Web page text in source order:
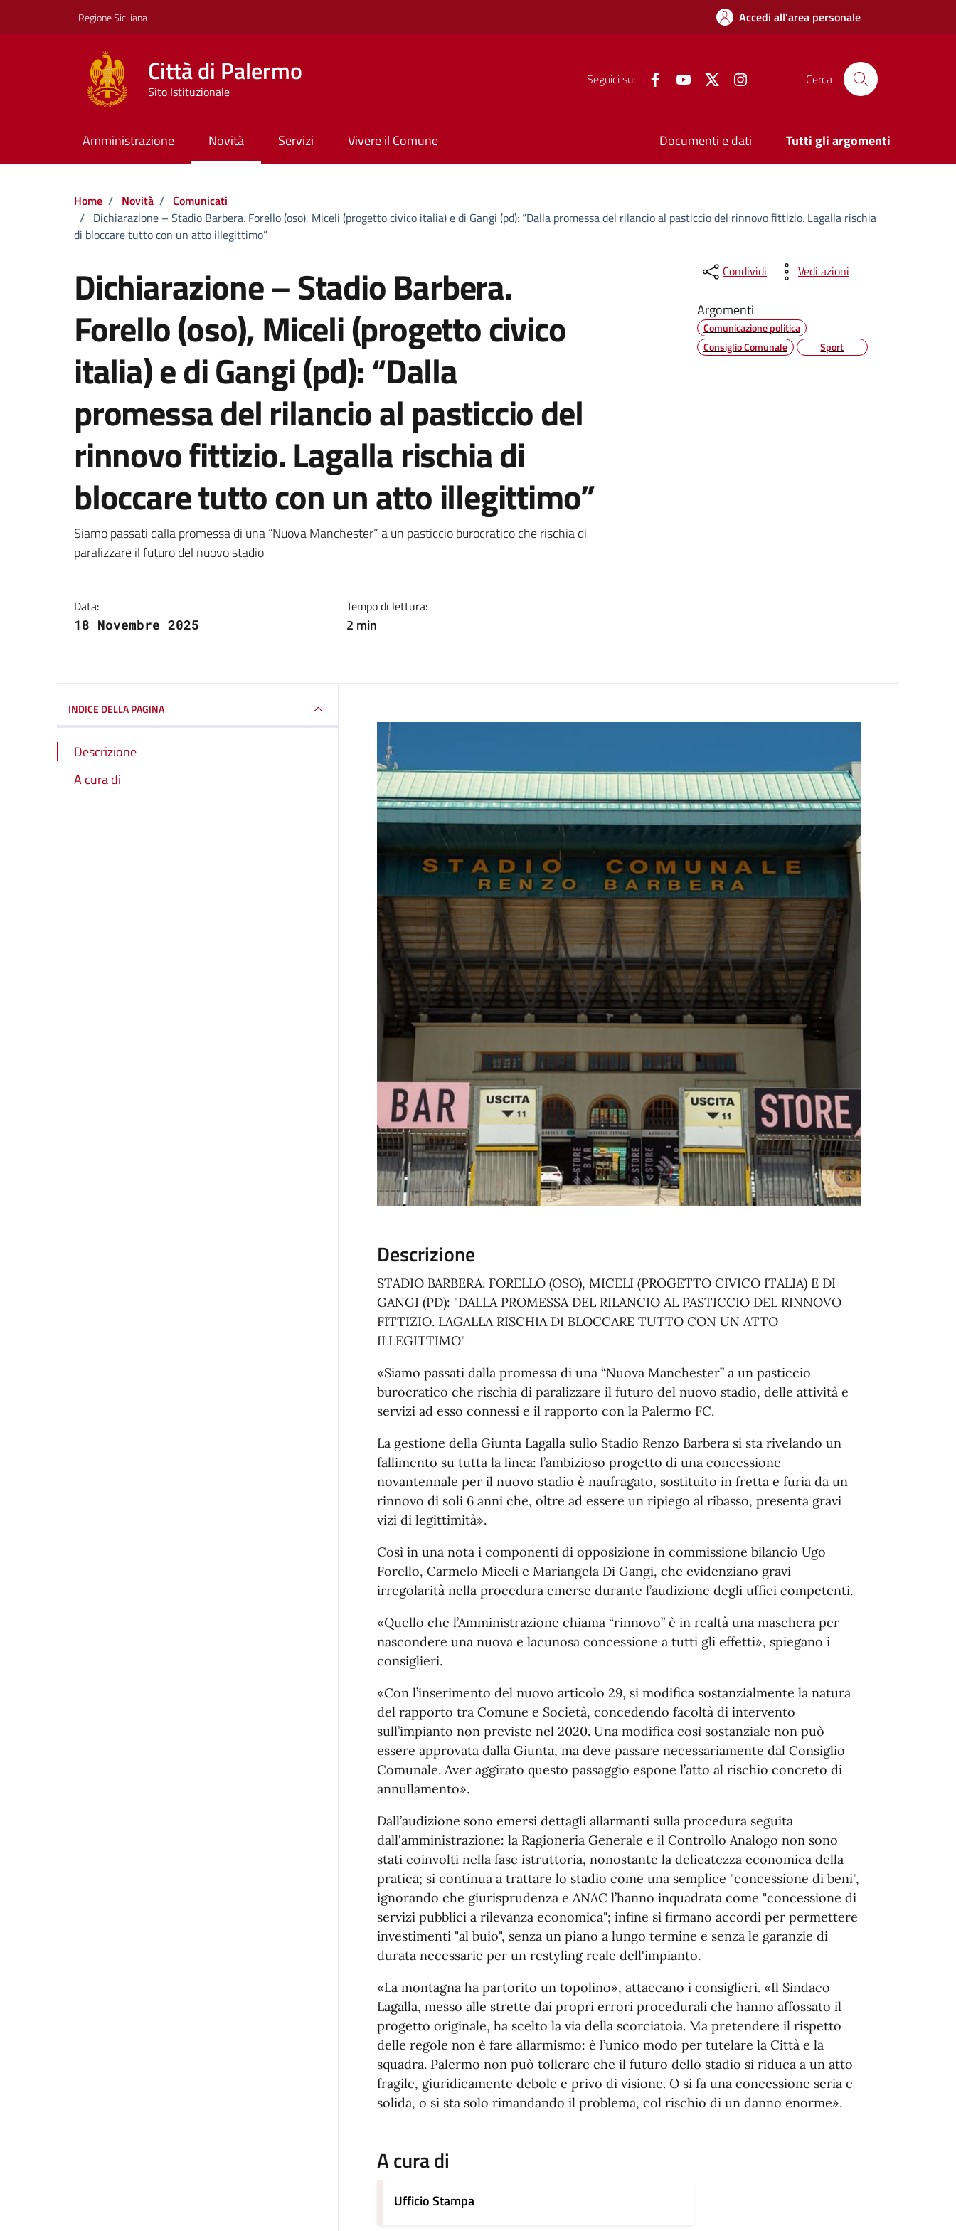
Regione Siciliana Accedi all'area personale
Città di Palermo
Sito Istituzionale
Seguici su: FacebookYouTube Twitter Cerca
Amministrazione Novità Servizi Vivere il Comune Documenti e dati Tutti gli argomenti
Home / Novità / Comunicati
/ Dichiarazione – Stadio Barbera. Forello (oso), Miceli (progetto civico italia) e di Gangi (pd): “Dalla promessa del rilancio al pasticcio del rinnovo fittizio. Lagalla rischia
di bloccare tutto con un atto illegittimo”
Dichiarazione – Stadio Barbera.
Forello (oso), Miceli (progetto civico
italia) e di Gangi (pd): “Dalla
promessa del rilancio al pasticcio del
rinnovo fittizio. Lagalla rischia di
bloccare tutto con un atto illegittimo”
Dettagli della notizia
Siamo passati dalla promessa di una “Nuova Manchester” a un pasticcio burocratico che rischia di
paralizzare il futuro del nuovo stadio
Data:
18 Novembre 2025
Tempo di lettura:
2 min
Condividi Vedi azioni
Argomenti
Comunicazione politica
Consiglio Comunale
Sport
INDICE DELLA PAGINA
Descrizione
A cura di
Descrizione
STADIO BARBERA. FORELLO (OSO), MICELI (PROGETTO CIVICO ITALIA) E DI
GANGI (PD): "DALLA PROMESSA DEL RILANCIO AL PASTICCIO DEL RINNOVO
FITTIZIO. LAGALLA RISCHIA DI BLOCCARE TUTTO CON UN ATTO
ILLEGITTIMO"
«Siamo passati dalla promessa di una “Nuova Manchester” a un pasticcio
burocratico che rischia di paralizzare il futuro del nuovo stadio, delle attività e
servizi ad esso connessi e il rapporto con la Palermo FC.
La gestione della Giunta Lagalla sullo Stadio Renzo Barbera si sta rivelando un
fallimento su tutta la linea: l’ambizioso progetto di una concessione
novantennale per il nuovo stadio è naufragato, sostituito in fretta e furia da un
rinnovo di soli 6 anni che, oltre ad essere un ripiego al ribasso, presenta gravi
vizi di legittimità».
Così in una nota i componenti di opposizione in commissione bilancio Ugo
Forello, Carmelo Miceli e Mariangela Di Gangi, che evidenziano gravi
irregolarità nella procedura emerse durante l’audizione degli uffici competenti.
«Quello che l’Amministrazione chiama “rinnovo” è in realtà una maschera per
nascondere una nuova e lacunosa concessione a tutti gli effetti», spiegano i
consiglieri.
«Con l’inserimento del nuovo articolo 29, si modifica sostanzialmente la natura
del rapporto tra Comune e Società, concedendo facoltà di intervento
sull’impianto non previste nel 2020. Una modifica così sostanziale non può
essere approvata dalla Giunta, ma deve passare necessariamente dal Consiglio
Comunale. Aver aggirato questo passaggio espone l’atto al rischio concreto di
annullamento».
Dall’audizione sono emersi dettagli allarmanti sulla procedura seguita
dall'amministrazione: la Ragioneria Generale e il Controllo Analogo non sono
stati coinvolti nella fase istruttoria, nonostante la delicatezza economica della
pratica; si continua a trattare lo stadio come una semplice "concessione di beni",
ignorando che giurisprudenza e ANAC l’hanno inquadrata come "concessione di
servizi pubblici a rilevanza economica"; infine si firmano accordi per permettere
investimenti "al buio", senza un piano a lungo termine e senza le garanzie di
durata necessarie per un restyling reale dell'impianto.
«La montagna ha partorito un topolino», attaccano i consiglieri. «Il Sindaco
Lagalla, messo alle strette dai propri errori procedurali che hanno affossato il
progetto originale, ha scelto la via della scorciatoia. Ma pretendere il rispetto
delle regole non è fare allarmismo: è l’unico modo per tutelare la Città e la
squadra. Palermo non può tollerare che il futuro dello stadio si riduca a un atto
fragile, giuridicamente debole e privo di visione. O si fa una concessione seria e
solida, o si sta solo rimandando il problema, col rischio di un danno enorme».
A cura di
Ufficio Stampa